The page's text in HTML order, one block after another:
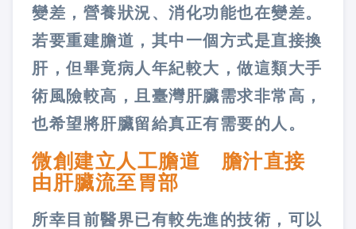
變差，營養狀況、消化功能也在變差。
若要重建膽道，其中一個方式是直接換
肝，但畢竟病人年紀較大，做這類大手
術風險較高，且臺灣肝臟需求非常高，
也希望將肝臟留給真正有需要的人。
微創建立人工膽道 膽汁直接
由肝臟流至胃部
所幸目前醫界已有較先進的技術，可以